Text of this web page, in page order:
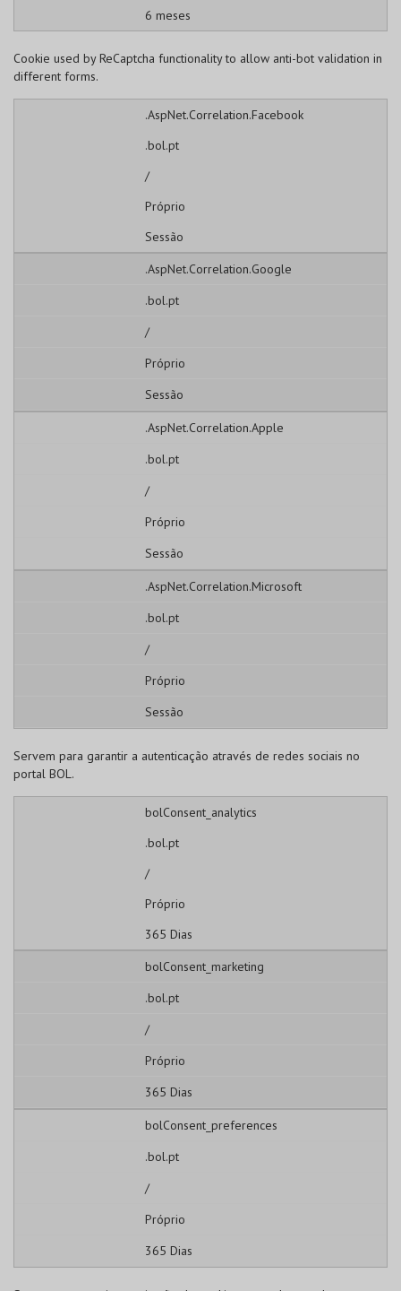
6 meses
Cookie used by ReCaptcha functionality to allow anti-bot validation in
different forms.
.AspNet.Correlation.Facebook
.bol.pt
/
Próprio
Sessão
.AspNet.Correlation.Google
.bol.pt
/
Próprio
Sessão
.AspNet.Correlation.Apple
.bol.pt
/
Próprio
Sessão
.AspNet.Correlation.Microsoft
.bol.pt
/
Próprio
Sessão
Servem para garantir a autenticação através de redes sociais no
portal BOL.
bolConsent_analytics
.bol.pt
/
Próprio
365 Dias
bolConsent_marketing
.bol.pt
/
Próprio
365 Dias
bolConsent_preferences
.bol.pt
/
Próprio
365 Dias